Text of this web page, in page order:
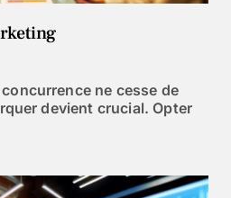
ne cesse de
devient crucial. Opter